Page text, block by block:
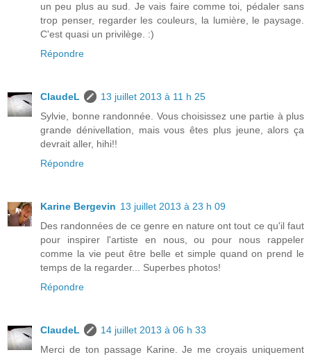
un peu plus au sud. Je vais faire comme toi, pédaler sans
trop penser, regarder les couleurs, la lumière, le paysage.
C'est quasi un privilège. :)
Répondre
ClaudeL
13 juillet 2013 à 11 h 25
Sylvie, bonne randonnée. Vous choisissez une partie à plus
grande dénivellation, mais vous êtes plus jeune, alors ça
devrait aller, hihi!!
Répondre
Karine Bergevin 13 juillet 2013 à 23 h 09
Des randonnées de ce genre en nature ont tout ce qu'il faut
pour inspirer l'artiste en nous, ou pour nous rappeler
comme la vie peut être belle et simple quand on prend le
temps de la regarder... Superbes photos!
Répondre
ClaudeL
14 juillet 2013 à 06 h 33
Merci de ton passage Karine. Je me croyais uniquement